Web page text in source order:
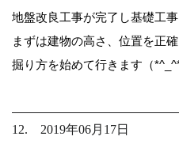
地盤改良工事が完了し基礎工
まずは建物の高さ、位置を正
掘り方を始めて行きます（*^_^*
12. 2019年06月17日